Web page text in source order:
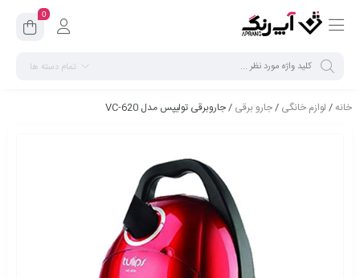
0
تمام دسته ها
خانه/ لوازم خانگی /جارو برقی / جاروبرقی تولیپس مدل VC-620